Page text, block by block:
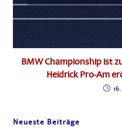
BMW Championship ist
Heidrick Pro-Am
Neueste Beiträge